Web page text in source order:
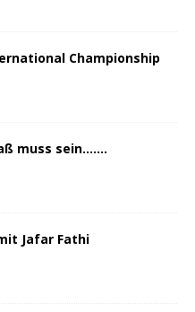
Championship
muss sein…….
Jafar Fathi